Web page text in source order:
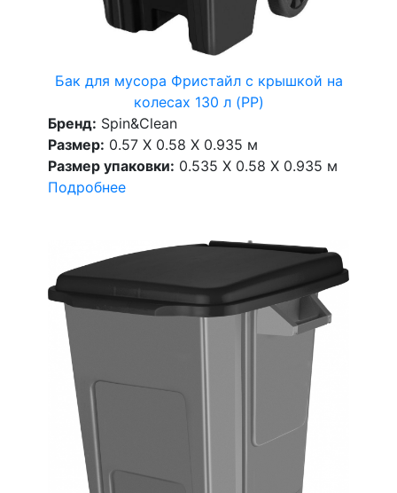
Бак для мусора Фристайл с крышкой на
колесах 130 л (PP)
Бренд: Spin&Clean
Размер: 0.57 X 0.58 X 0.935 м
Размер упаковки: 0.535 X 0.58 X 0.935 м
Подробнее